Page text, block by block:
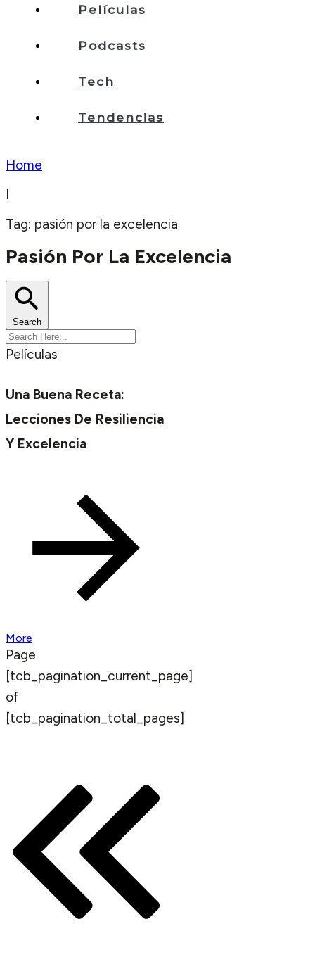
Películas
Podcasts
Tech
Tendencias
Home
I
Tag: pasión por la excelencia
Pasión Por La Excelencia
Search
Películas
Una Buena Receta:
Lecciones De Resiliencia
Y Excelencia
More
Page
[tcb_pagination_current_page]
of
[tcb_pagination_total_pages]